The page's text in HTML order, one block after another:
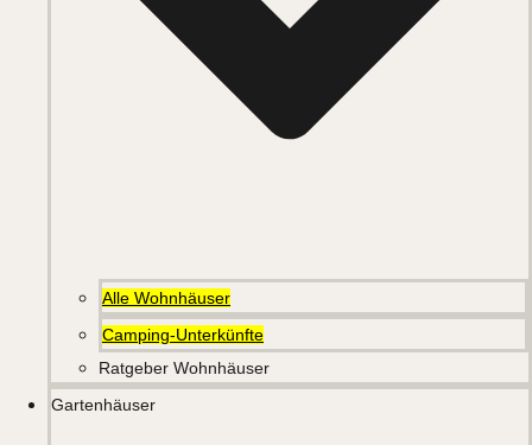
Alle Wohnhäuser
Camping-Unterkünfte
Ratgeber Wohnhäuser
Gartenhäuser